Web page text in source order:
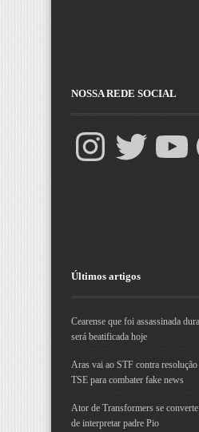
NOSSA REDE SOCIAL
Últimos artigos
Cearense que foi assassinada
será beatificada hoje
Aras vai ao STF contra
TSE para combater fake news
Ator de Transformers se
de interpretar padre Pio